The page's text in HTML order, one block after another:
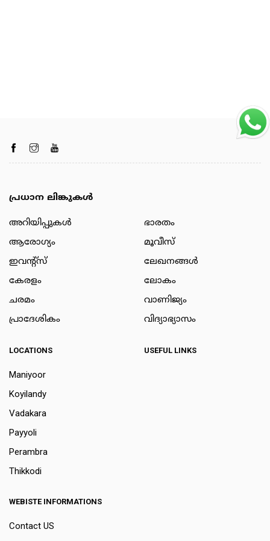
പ്രധാന ലിങ്കുകൾ
അറിയിപ്പുകള്‍
ആരോഗ്യം
ഇവന്റ്സ്
കേരളം
ചരമം
പ്രാദേശികം
ഭാരതം
മൂവീസ്
ലേഖനങ്ങള്‍
ലോകം
വാണിജ്യം
വിദ്യാഭ്യാസം
LOCATIONS
Maniyoor
Koyilandy
Vadakara
Payyoli
Perambra
Thikkodi
USEFUL LINKS
WEBISTE INFORMATIONS
Contact US